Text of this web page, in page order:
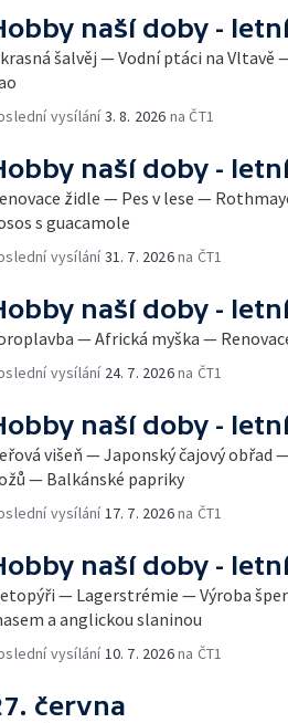
naší doby -
šalvěj — Vodní ptáci na
vysílání3. 8. 2026 na ČT1
naší doby -
židle — Pes v lese —
s guacamole
vysílání31. 7. 2026na ČT1
naší doby -
— Africká myška —
vysílání 24. 7. 2026na ČT1
naší doby -
višeň — Japonský čajový
— Balkánské papriky
vysílání17. 7. 2026na ČT1
naší doby -
— Lagerstrémie — Výroba
a anglickou slaninou
vysílání10. 7. 2026na ČT1
června